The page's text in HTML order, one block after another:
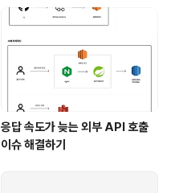
응답 속도가 늦는 외부 API 호출
이슈 해결하기